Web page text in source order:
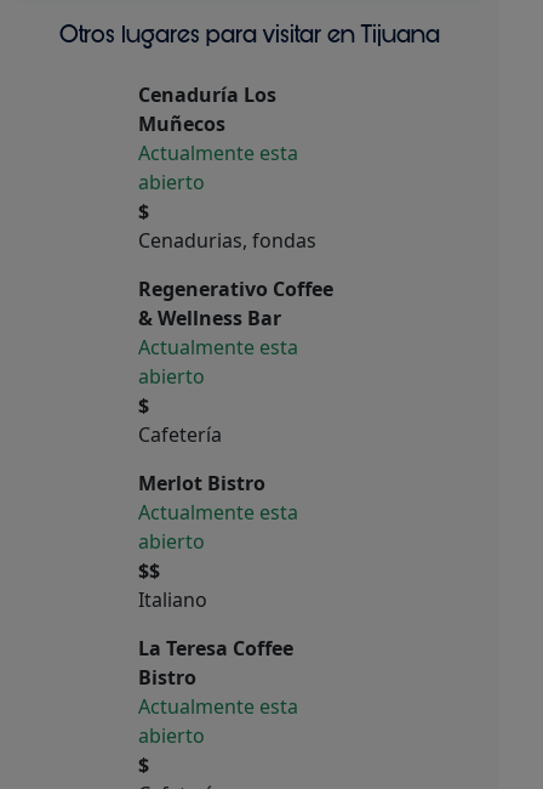
Otros lugares para visitar en Tijuana
Cenaduría Los
Muñecos
Actualmente esta
abierto
$
Cenadurias, fondas
Regenerativo Coffee
& Wellness Bar
Actualmente esta
abierto
$
Cafetería
Merlot Bistro
Actualmente esta
abierto
$$
Italiano
La Teresa Coffee
Bistro
Actualmente esta
abierto
$